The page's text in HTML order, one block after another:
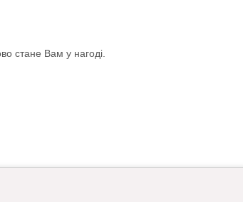
стане Вам у нагоді.